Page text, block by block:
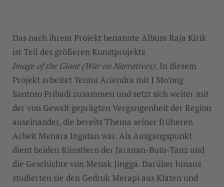
Das nach ihrem Projekt benannte Album Raja Kirik
ist Teil des größeren Kunstprojekts
Image of the Giant (War on Narratives). In diesem
Projekt arbeitet Yennu Ariendra mit J Mo’ong
Santoso Pribadi zusammen und setzt sich weiter mit
der von Gewalt geprägten Vergangenheit der Region
auseinander, die bereits Thema seiner früheren
Arbeit Menara Ingatan war. Als Ausgangspunkt
dient beiden Künstlern der Jaranan-Buto-Tanz und
die Geschichte von Menak Jingga. Darüber hinaus
studierten sie den Gedruk Merapi aus Klaten und